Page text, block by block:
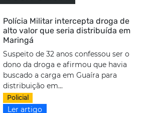
Polícia Militar intercepta droga de
alto valor que seria distribuída em
Maringá
Suspeito de 32 anos confessou ser o
dono da droga e afirmou que havia
buscado a carga em Guaíra para
distribuição em...
Policial
Ler artigo